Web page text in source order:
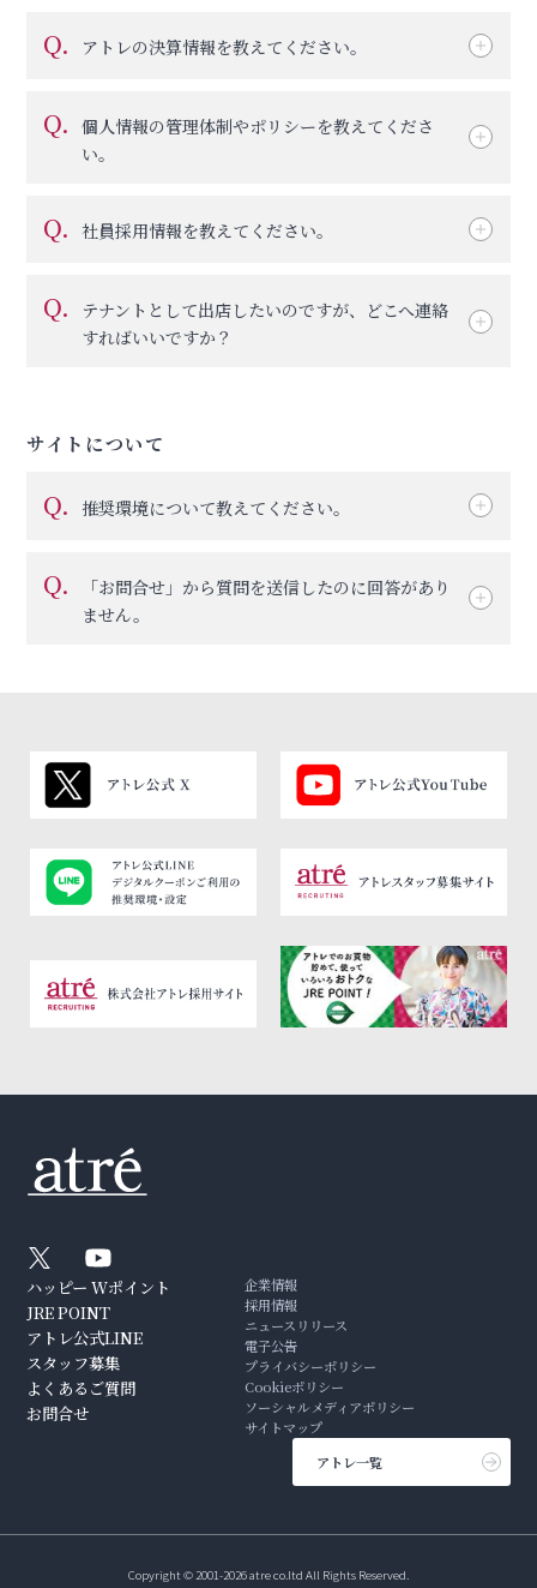
Q. アトレの決算情報を教えてください。
Q.
個人情報の管理体制やポリシーを教えてくださ
い。
Q. 社員採用情報を教えてください。
Q.
テナントとして出店したいのですが、どこへ連絡
すればいいですか？
サイトについて
Q. 推奨環境について教えてください。
Q.
「お問合せ」から質問を送信したのに回答があり
ません。
ハッピー Wポイント
JRE POINT
アトレ公式LINE
スタッフ募集
よくあるご質問
お問合せ
企業情報
採用情報
ニュースリリース
電子公告
プライバシーポリシー
Cookieポリシー
ソーシャルメディアポリシー
サイトマップ
アトレ一覧
Copyright © 2001-2026 atre co.ltd All Rights Reserved.